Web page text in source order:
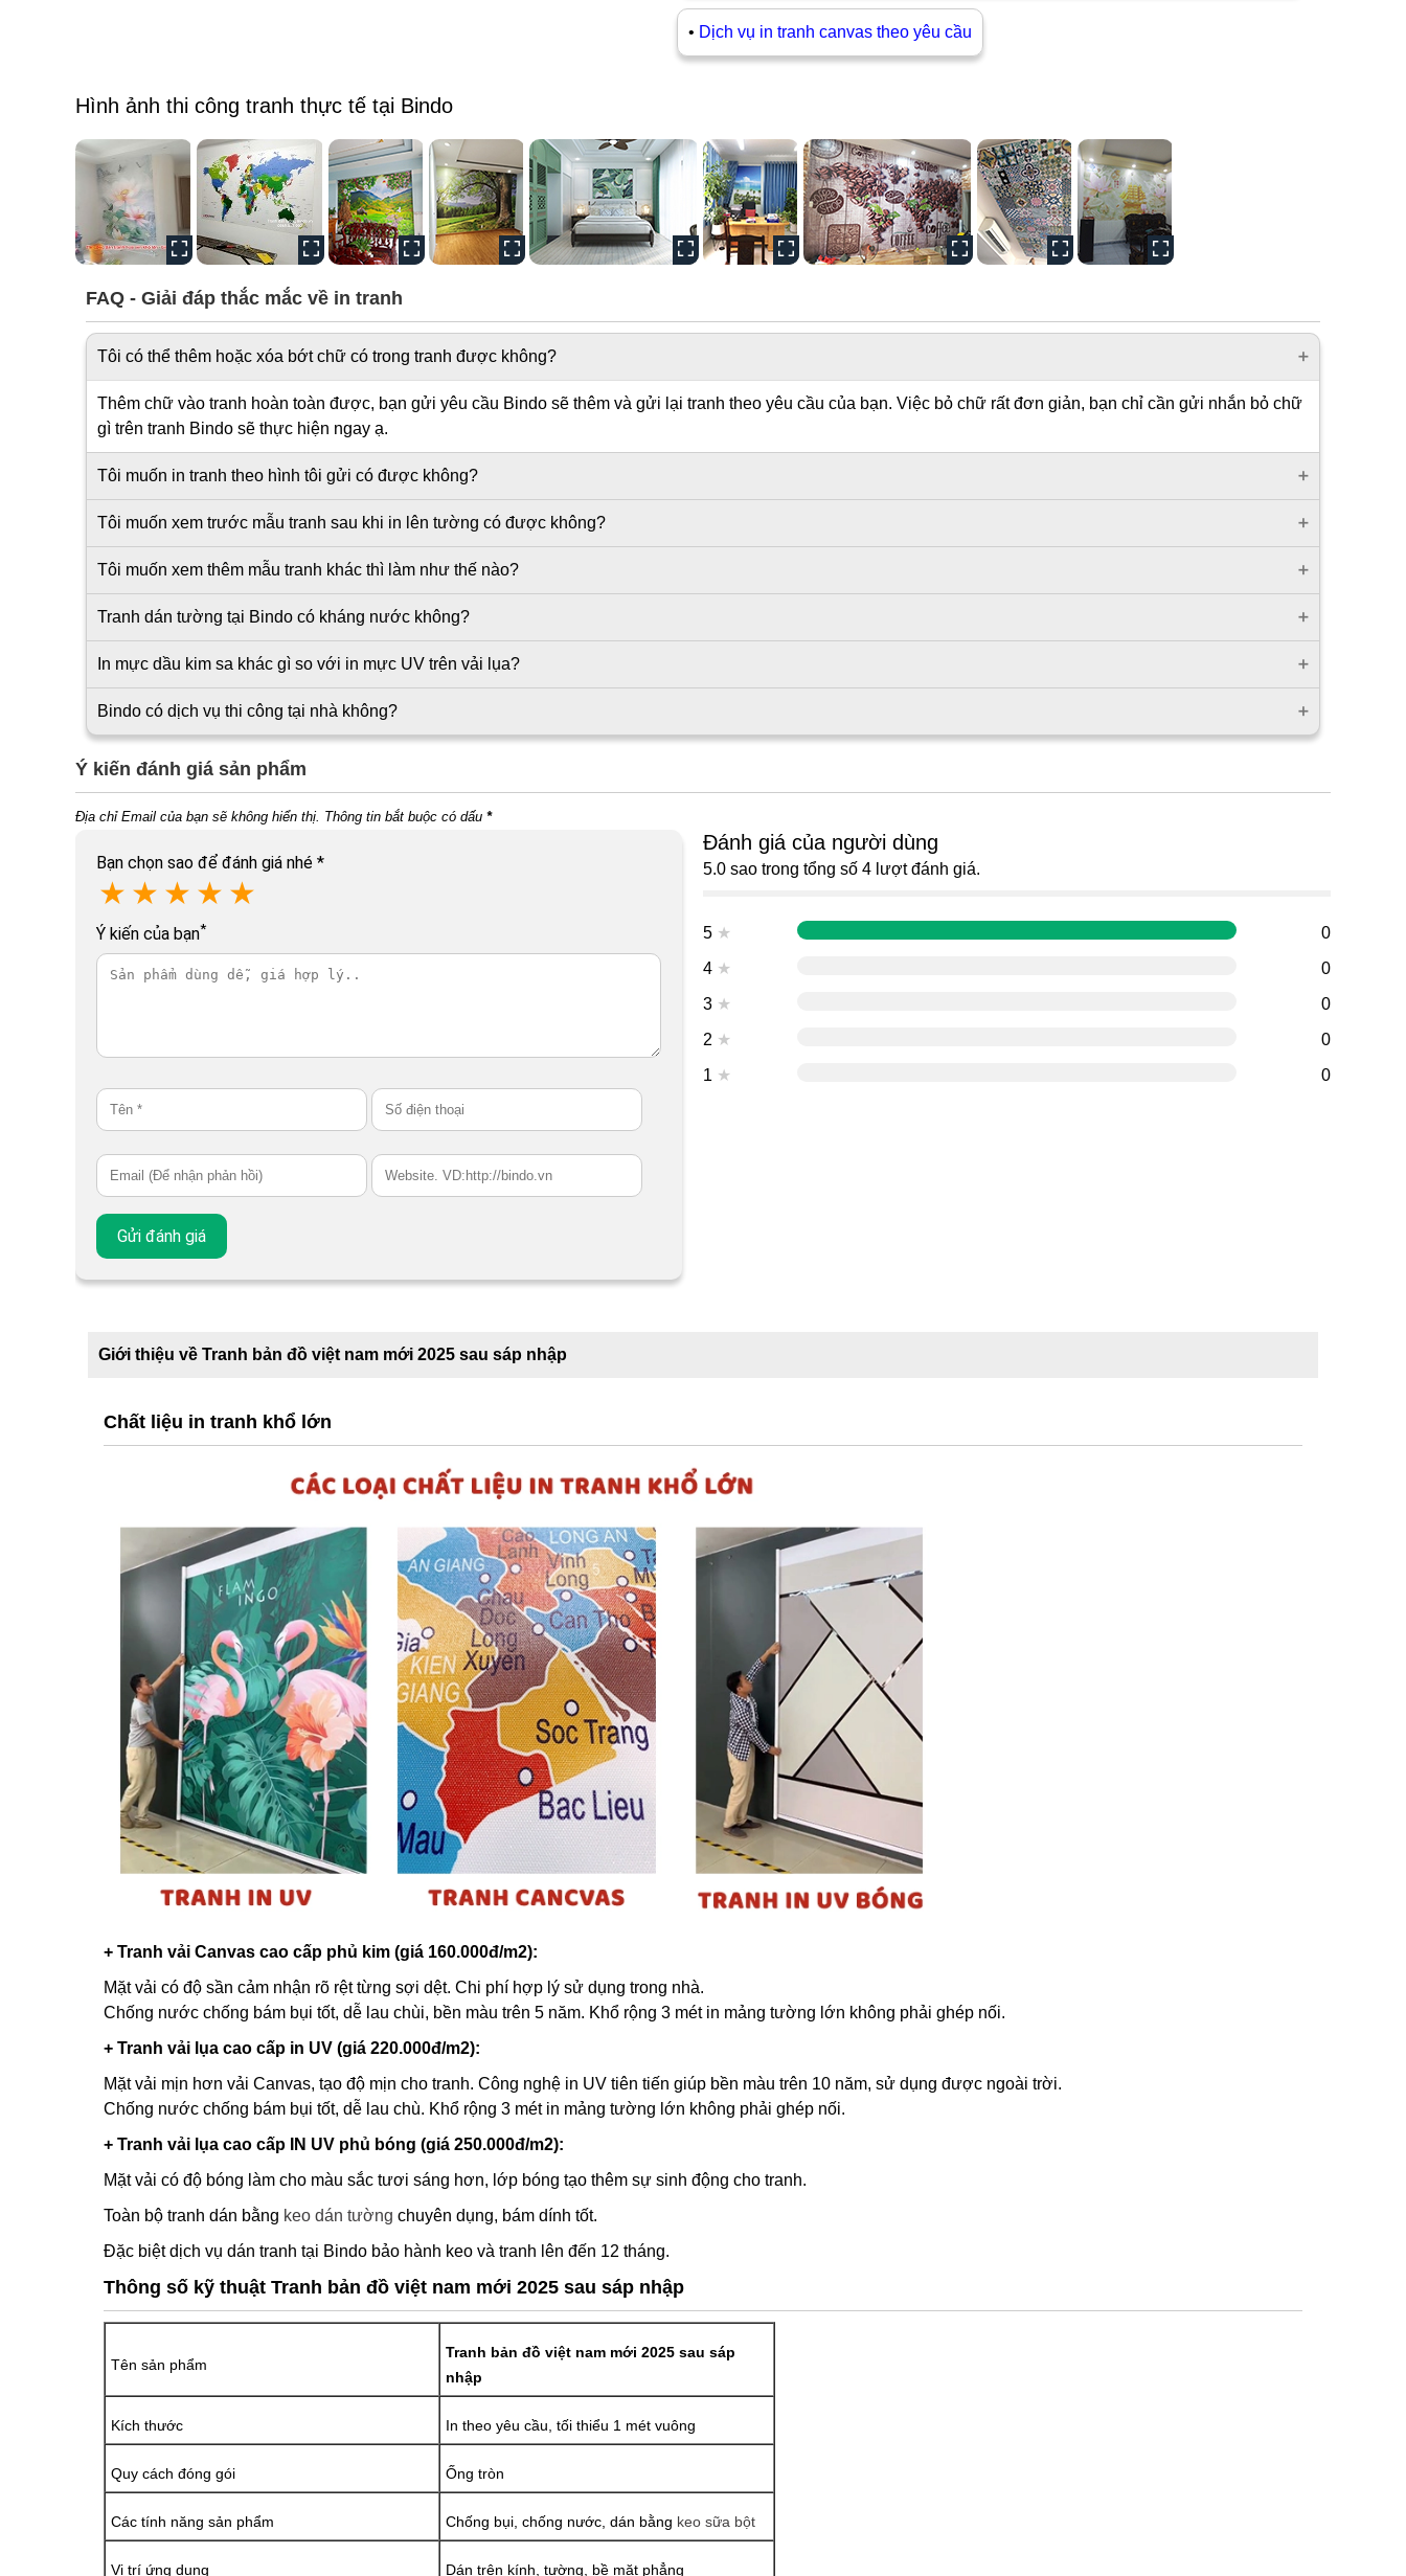
• Dịch vụ in tranh canvas theo yêu cầu
Hình ảnh thi công tranh thực tế tại Bindo
FAQ - Giải đáp thắc mắc về in tranh
Tôi có thể thêm hoặc xóa bớt chữ có trong tranh được không?
Thêm chữ vào tranh hoàn toàn được, bạn gửi yêu cầu Bindo sẽ thêm và gửi lại tranh theo yêu cầu của bạn. Việc bỏ chữ rất đơn giản, bạn chỉ cần gửi nhắn bỏ chữ
gì trên tranh Bindo sẽ thực hiện ngay ạ.
Tôi muốn in tranh theo hình tôi gửi có được không?
Tôi muốn xem trước mẫu tranh sau khi in lên tường có được không?
Tôi muốn xem thêm mẫu tranh khác thì làm như thế nào?
Tranh dán tường tại Bindo có kháng nước không?
In mực dầu kim sa khác gì so với in mực UV trên vải lụa?
Bindo có dịch vụ thi công tại nhà không?
Ý kiến đánh giá sản phẩm
Địa chỉ Email của bạn sẽ không hiển thị. Thông tin bắt buộc có dấu *
Bạn chọn sao để đánh giá nhé *
★ ★ ★ ★ ★
Ý kiến của bạn*
Đánh giá của người dùng
5.0 sao trong tổng số 4 lượt đánh giá.
5 ★
0
4 ★
0
3 ★
0
2 ★
0
1 ★ 0
Giới thiệu về Tranh bản đồ việt nam mới 2025 sau sáp nhập
Chất liệu in tranh khổ lớn
+ Tranh vải Canvas cao cấp phủ kim (giá 160.000đ/m2):
Mặt vải có độ sần cảm nhận rõ rệt từng sợi dệt. Chi phí hợp lý sử dụng trong nhà.
Chống nước chống bám bụi tốt, dễ lau chùi, bền màu trên 5 năm. Khổ rộng 3 mét in mảng tường lớn không phải ghép nối.
+ Tranh vải lụa cao cấp in UV (giá 220.000đ/m2):
Mặt vải mịn hơn vải Canvas, tạo độ mịn cho tranh. Công nghệ in UV tiên tiến giúp bền màu trên 10 năm, sử dụng được ngoài trời.
Chống nước chống bám bụi tốt, dễ lau chù. Khổ rộng 3 mét in mảng tường lớn không phải ghép nối.
+ Tranh vải lụa cao cấp IN UV phủ bóng (giá 250.000đ/m2):
Mặt vải có độ bóng làm cho màu sắc tươi sáng hơn, lớp bóng tạo thêm sự sinh động cho tranh.
Toàn bộ tranh dán bằng keo dán tường chuyên dụng, bám dính tốt.
Đặc biệt dịch vụ dán tranh tại Bindo bảo hành keo và tranh lên đến 12 tháng.
Thông số kỹ thuật Tranh bản đồ việt nam mới 2025 sau sáp nhập
Tên sản phẩm
Tranh bản đồ việt nam mới 2025 sau sáp
nhập
Kích thước In theo yêu cầu, tối thiểu 1 mét vuông
Quy cách đóng gói Ống tròn
Các tính năng sản phẩm Chống bụi, chống nước, dán bằng keo sữa bột
Vị trí ứng dụng Dán trên kính, tường, bề mặt phẳng